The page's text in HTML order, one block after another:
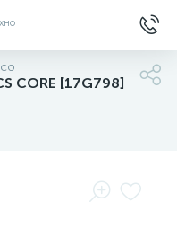
CORE [17G798]